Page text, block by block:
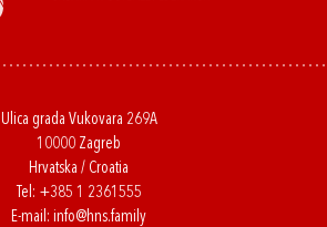
Ulica grada Vukovara 269A
10000 Zagreb
Hrvatska / Croatia
Tel: +385 1 2361555
E-mail: info@hns.family